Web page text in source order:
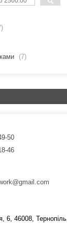
7
50
46
6, 46008, Тернопіль,